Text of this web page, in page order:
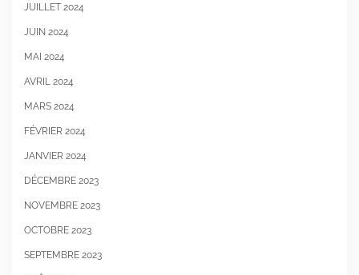
JUILLET 2024
JUIN 2024
MAI 2024
AVRIL 2024
MARS 2024
FÉVRIER 2024
JANVIER 2024
DÉCEMBRE 2023
NOVEMBRE 2023
OCTOBRE 2023
SEPTEMBRE 2023